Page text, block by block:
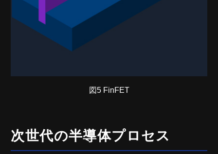
図5 FinFET
次世代の半導体プロセス